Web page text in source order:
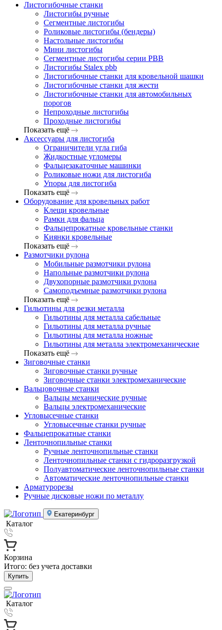
Листогибочные станки
Листогибы ручные
Сегментные листогибы
Роликовые листогибы (бендеры)
Настольные листогибы
Мини листогибы
Сегментные листогибы серии PBB
Листогибы Stalex pbb
Листогибочные станки для кровельной шашки
Листогибочные станки для жести
Листогибочные станки для автомобильных
порогов
Непроходные листогибы
Проходные листогибы
Показать ещё
Аксессуары для листогиба
Ограничители угла гиба
Жидкостные угломеры
Фальцезакаточные машинки
Роликовые ножи для листогиба
Упоры для листогиба
Показать ещё
Оборудование для кровельных работ
Клещи кровельные
Рамки для фальца
Фальцепрокатные кровельные станки
Киянки кровельные
Показать ещё
Размотчики рулона
Мобильные размотчики рулона
Напольные размотчики рулона
Двухопорные размотчики рулона
Самоподъемные размотчики рулона
Показать ещё
Гильотины для резки металла
Гильотины для металла сабельные
Гильотины для металла ручные
Гильотины для металла ножные
Гильотины для металла электромеханические
Показать ещё
Зиговочные станки
Зиговочные станки ручные
Зиговочные станки электромеханические
Вальцовочные станки
Вальцы механические ручные
Вальцы электромеханические
Угловысечные станки
Угловысечные станки ручные
Фальцепрокатные станки
Ленточнопильные станки
Ручные ленточнопильные станки
Ленточнопильные станки с гидроразгрузкой
Полуавтоматические ленточнопильные станки
Автоматические ленточнопильные станки
Арматурорезы
Ручные дисковые ножи по металлу
Екатеринбург
Каталог
Корзина
Итого: без учета доставки
Купить
Каталог